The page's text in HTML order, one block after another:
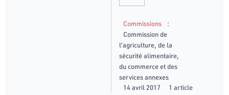
Commissions :
Commission de
l’agriculture, de la
sécurité alimentaire,
du commerce et des
services annexes
14 avril 2017
1 article